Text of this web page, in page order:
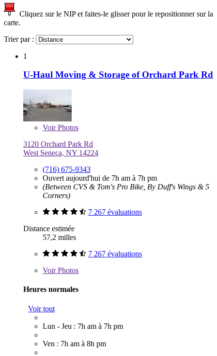
Cliquez sur le NIP et faites-le glisser pour le repositionner sur la
carte.
Trier par :
1
U-Haul Moving & Storage of Orchard Park Rd
VoirPhotos
3120 Orchard Park Rd
West Seneca, NY 14224
(716) 675-9343
Ouvert aujourd'hui de 7h am à 7h pm
(Between CVS & Tom's Pro Bike, By Duff's Wings & 5
Corners)
7 267 évaluations
Distance estimée
57,2 milles
7 267 évaluations
VoirPhotos
Heures normales
Voir tout
Lun - Jeu : 7h am à 7h pm
Ven : 7h am à 8h pm